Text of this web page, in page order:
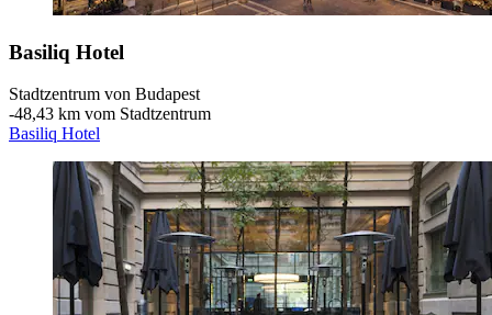
Basiliq Hotel
Stadtzentrum von Budapest
‐48,43 km vom Stadtzentrum
Basiliq Hotel